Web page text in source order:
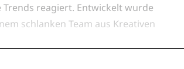
reagiert. Entwickelt wurde
schlanken Team aus Kreativen